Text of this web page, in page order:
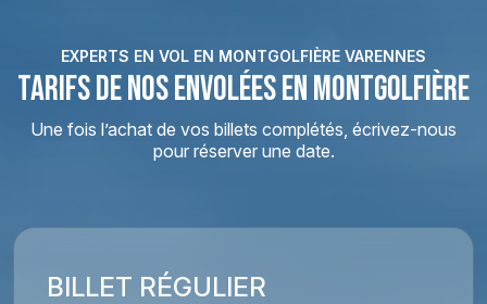
EXPERTS EN VOL EN MONTGOLFIÈRE VARENNES
TARIFS DE NOS ENVOLÉES EN MONTGOLFIÈRE
Une fois l’achat de vos billets complétés, écrivez-nous
pour réserver une date.
BILLET RÉGULIER